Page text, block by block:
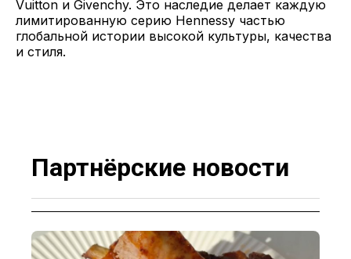
Vuitton и Givenchy. Это наследие делает каждую
лимитированную серию Hennessy частью
глобальной истории высокой культуры, качества
и стиля.
Партнёрские новости